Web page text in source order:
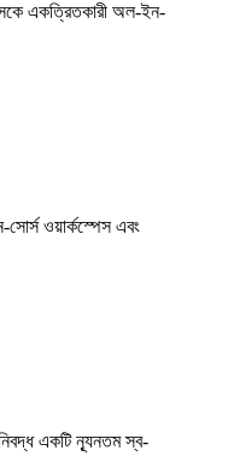
একত্রিতকারী অল-ইন-
ওয়ার্কস্পেস এবং
নিবদ্ধ একটি ন্যূনতম স্ব-